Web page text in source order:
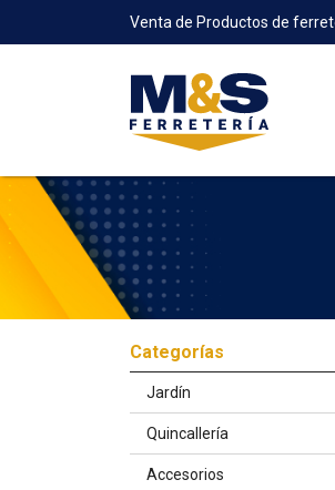
Venta de Productos de
Categorías
Jardín
Quincallería
Accesorios